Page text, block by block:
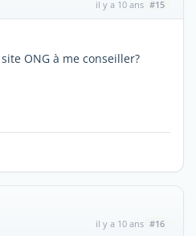
il y a 10 ans #15
ONG à me conseiller?
il y a 10 ans #16